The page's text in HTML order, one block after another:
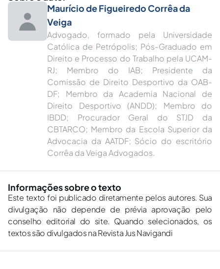
Maurício de Figueiredo Corrêa da
Veiga
Advogado, formado pela Universidade
Católica de Petrópolis; Pós-Graduado em
Direito e Processo do Trabalho pela UCAM-
RJ; Membro do IAB; Presidente da
Comissão de Direito Desportivo da OAB-
DF; Membro da Academia Nacional de
Direito Desportivo (ANDD); Membro do
IBDD; Procurador Geral do STJD da
CBTARCO; Membro da Escola Superior da
Advocacia da AATDF; Sócio do escritório
Corrêa da Veiga Advogados.
Informações sobre o texto
Este texto foi publicado diretamente pelos autores. Sua
divulgação não depende de prévia aprovação pelo
conselho editorial do site. Quando selecionados, os
textos são divulgados na Revista Jus Navigandi